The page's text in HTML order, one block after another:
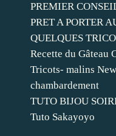
PREMIER
PRET A PORTER
QUELQUES
Recette du Gâteau
Tricots- malins
chambardement
TUTO BIJOU
Tuto Sakayoyo